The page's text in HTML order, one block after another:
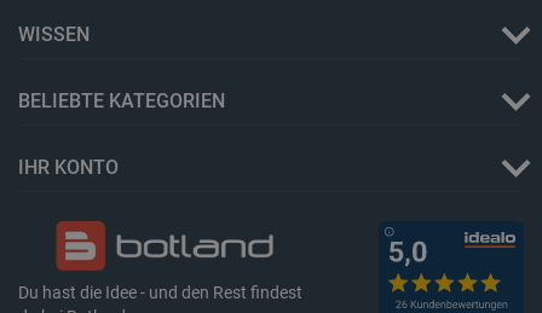
WISSEN
BELIEBTE KATEGORIEN
IHR KONTO
Du hast die Idee - und den Rest findest
botland.de